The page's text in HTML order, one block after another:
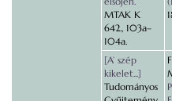
MTAK K
642., 103a–
104a.
[A’ szép
kikelet...]
Tudományos